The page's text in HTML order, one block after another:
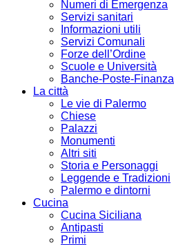
Numeri di Emergenza
Servizi sanitari
Informazioni utili
Servizi Comunali
Forze dell’Ordine
Scuole e Università
Banche-Poste-Finanza
La città
Le vie di Palermo
Chiese
Palazzi
Monumenti
Altri siti
Storia e Personaggi
Leggende e Tradizioni
Palermo e dintorni
Cucina
Cucina Siciliana
Antipasti
Primi